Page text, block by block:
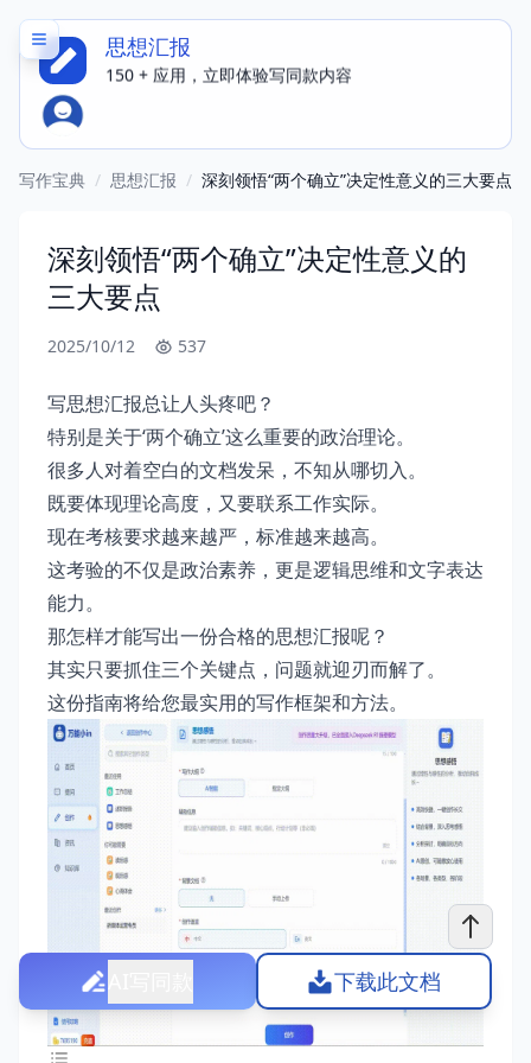
思想汇报
150 + 应用，立即体验写同款内容
写作宝典 / 思想汇报 / 深刻领悟“两个确立”决定性意义的三大要点
深刻领悟“两个确立”决定性意义的
三大要点
2025/10/12 537
写思想汇报总让人头疼吧？
特别是关于‘两个确立’这么重要的政治理论。
很多人对着空白的文档发呆，不知从哪切入。
既要体现理论高度，又要联系工作实际。
现在考核要求越来越严，标准越来越高。
这考验的不仅是政治素养，更是逻辑思维和文字表达
能力。
那怎样才能写出一份合格的思想汇报呢？
其实只要抓住三个关键点，问题就迎刃而解了。
这份指南将给您最实用的写作框架和方法。
下载此文档